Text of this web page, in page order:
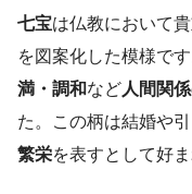
七宝は仏教において
を図案化した模様で
満・調和など人間関
た。この柄は結婚や
繁栄を表すとして好ま